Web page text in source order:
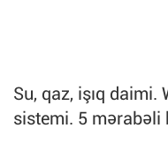
Su, qaz, işıq
sistemi. 5 mərabəli